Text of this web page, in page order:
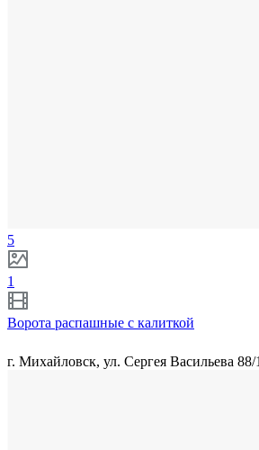
5
1
Ворота распашные с калиткой
г. Михайловск, ул. Сергея Васильева 88/1